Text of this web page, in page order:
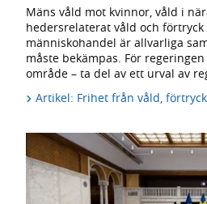
Mäns våld mot kvinnor, våld i
hedersrelaterat våld och
människohandel är allvarliga
måste bekämpas. För
område – ta del av ett urval av
Artikel: Frihet från våld,